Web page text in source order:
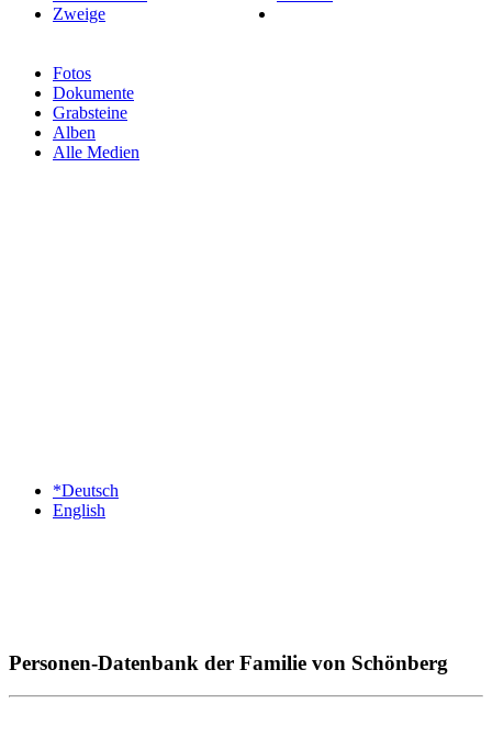
Fotos
Dokumente
Grabsteine
Alben
Alle Medien
Zweige
*Deutsch
English
Personen-Datenbank der Familie von Schönberg